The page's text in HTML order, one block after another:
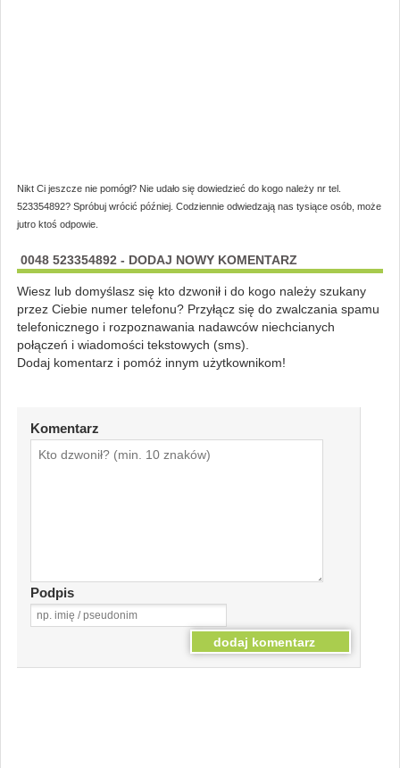
Nikt Ci jeszcze nie pomógł? Nie udało się dowiedzieć do kogo należy nr tel.
523354892? Spróbuj wrócić później. Codziennie odwiedzają nas tysiące osób, może
jutro ktoś odpowie.
0048 523354892 - DODAJ NOWY KOMENTARZ
Wiesz lub domyślasz się kto dzwonił i do kogo należy szukany
przez Ciebie numer telefonu? Przyłącz się do zwalczania spamu
telefonicznego i rozpoznawania nadawców niechcianych
połączeń i wiadomości tekstowych (sms).
Dodaj komentarz i pomóż innym użytkownikom!
Komentarz
Podpis